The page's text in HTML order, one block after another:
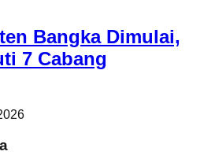
Bangka Dimulai,
7 Cabang